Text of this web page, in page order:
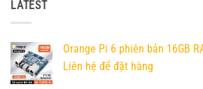
LATEST
Orange Pi 6 phiên bản 16GB
Liên hệ để đặt hàng